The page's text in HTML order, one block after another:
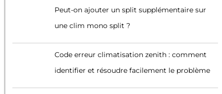
Peut-on ajouter un split supplémentaire sur
une clim mono split ?
Code erreur climatisation zenith : comment
identifier et résoudre facilement le problème